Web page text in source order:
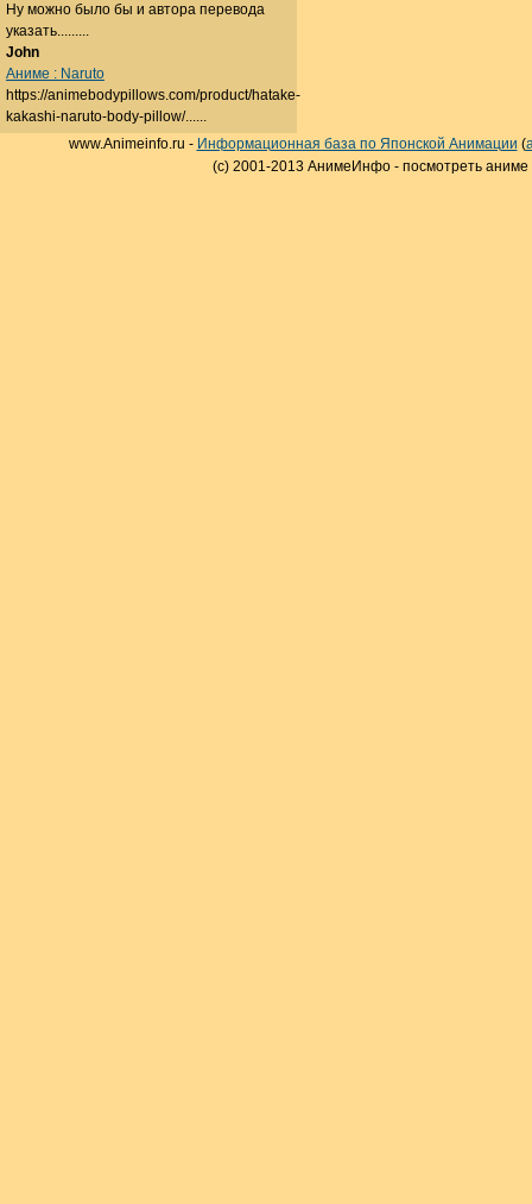
Ну можно было бы и автора перевода
указать.........
John
Аниме : Naruto
https://animebodypillows.com/product/hatake-
kakashi-naruto-body-pillow/......
www.Animeinfo.ru - Информационная база по Японской Анимации (
(c) 2001-2013 АнимеИнфо - посмотреть аниме